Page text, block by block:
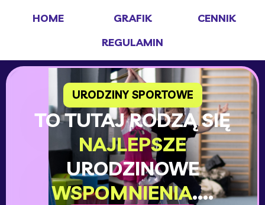
HOME GRAFIK
CENNIK
REGULAMIN
URODZINY SPORTOWE
TO TUTAJ RODZĄ SIĘ
NAJLEPSZE
URODZINOWE
WSPOMNIENIA....